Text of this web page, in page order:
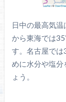
日中の最高気
から東海では
す。名古屋で
めに水分や塩分
ょう。